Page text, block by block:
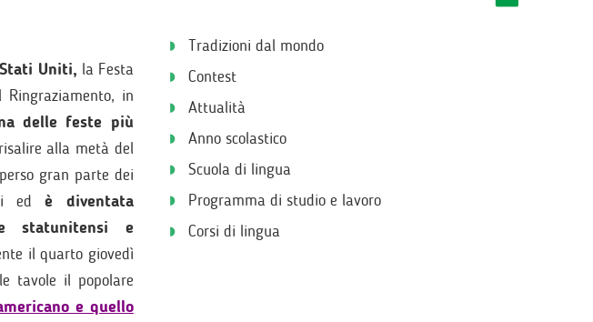
Uniti, la Festa
Ringraziamento, in
delle feste più
alla metà del
gran parte dei
edè diventata
statunitensi e
il quarto giovedì
tavole il popolare
e quello
Tradizioni dal mondo
Contest
Attualità
Anno scolastico
Scuola di lingua
Programma di studio e lavoro
Corsi di lingua